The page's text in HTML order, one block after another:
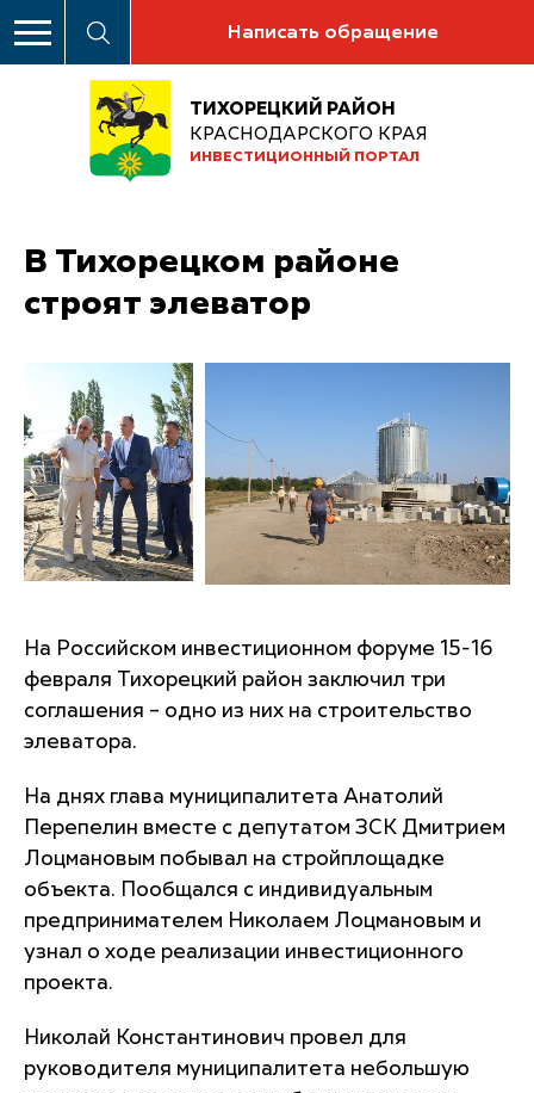
Написать обращение
ТИХОРЕЦКИЙ РАЙОН
КРАСНОДАРСКОГО КРАЯ
ИНВЕСТИЦИОННЫЙ ПОРТАЛ
В Тихорецком районе
строят элеватор
На Российском инвестиционном форуме 15-16
февраля Тихорецкий район заключил три
соглашения – одно из них на строительство
элеватора.
На днях глава муниципалитета Анатолий
Перепелин вместе с депутатом ЗСК Дмитрием
Лоцмановым побывал на стройплощадке
объекта. Пообщался с индивидуальным
предпринимателем Николаем Лоцмановым и
узнал о ходе реализации инвестиционного
проекта.
Николай Константинович провел для
руководителя муниципалитета небольшую